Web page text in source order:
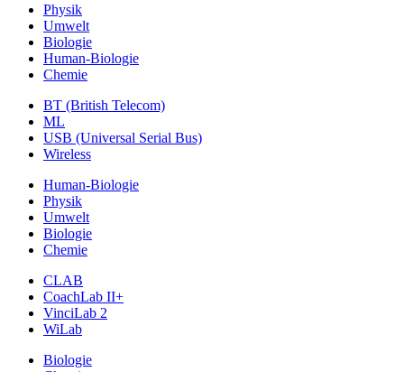
Physik
Umwelt
Biologie
Human-Biologie
Chemie
BT (British Telecom)
ML
USB (Universal Serial Bus)
Wireless
Human-Biologie
Physik
Umwelt
Biologie
Chemie
CLAB
CoachLab II+
VinciLab 2
WiLab
Biologie